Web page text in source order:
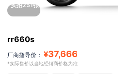
实拍251张
rr660s
厂商指导价： ¥37,666
*实际售价以当地经销商价格为准